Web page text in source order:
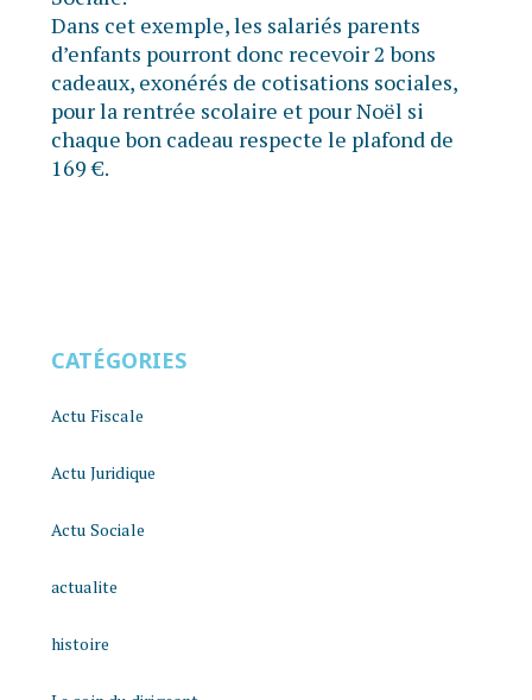
Dans cet exemple, les salariés parents
d’enfants pourront donc recevoir 2 bons
cadeaux, exonérés de cotisations sociales,
pour la rentrée scolaire et pour Noël si
chaque bon cadeau respecte le plafond de
169 €.
CATÉGORIES
Actu Fiscale
Actu Juridique
Actu Sociale
actualite
histoire